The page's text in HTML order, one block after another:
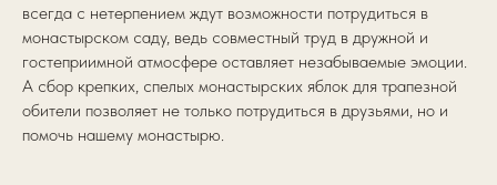
всегда с нетерпением ждут возможности потрудиться в
монастырском саду, ведь совместный труд в дружной и
гостеприимной атмосфере оставляет незабываемые эмоции.
А сбор крепких, спелых монастырских яблок для трапезной
обители позволяет не только потрудиться в друзьями, но и
помочь нашему монастырю.